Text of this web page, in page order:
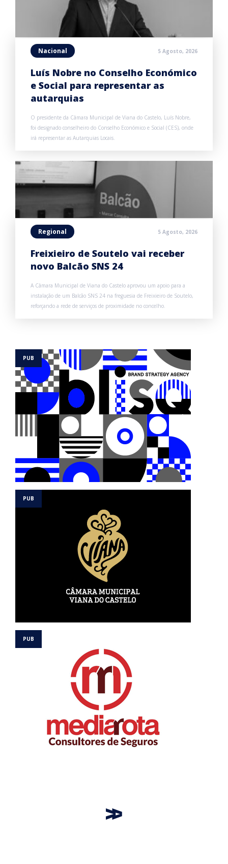
Nacional 5 Agosto, 2026
Luís Nobre no Conselho Económico
e Social para representar as
autarquias
O presidente da Câmara Municipal de Viana do Castelo, Luís Nobre,
foi designado conselheiro do Conselho Económico e Social (CES), onde
irá representar as Autarquias Locais.
Regional 5 Agosto, 2026
Freixieiro de Soutelo vai receber
novo Balcão SNS 24
A Câmara Municipal de Viana do Castelo aprovou um apoio para a
instalação de um Balcão SNS 24 na freguesia de Freixieiro de Soutelo,
reforçando a rede de serviços de proximidade no concelho.